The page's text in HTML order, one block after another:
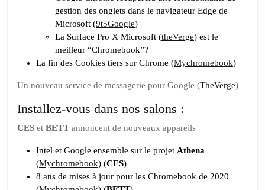
Google
gestion des onglets dans le navigateur Edge de
Microsoft (9t5Google)
La Surface Pro X Microsoft (theVerge) est le
meilleur “Chromebook”?
La fin des Cookies tiers sur Chrome (Mychromebook)
Un nouveau service de messagerie pour Google (TheVerge)
Installez-vous dans nos salons :
CES et BETT annoncent de nouveaux appareils
Intel et Google ensemble sur le projet Athena
(Mychromebook) (CES)
8 ans de mises à jour pour les Chromebook de 2020